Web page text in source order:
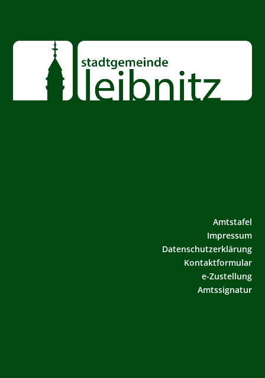
Amtstafel
Impressum
Datenschutzerklärung
Kontaktformular
e-Zustellung
Amtssignatur